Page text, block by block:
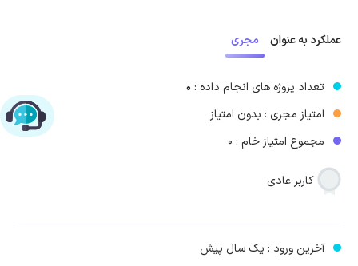
عملکرد به عنوان مجری
تعداد پروژه های انجام داده : 0
امتیاز مجری : بدون امتیاز
مجموع امتیاز خام : 0
کاربر عادی
آخرین ورود : یک سال پیش
چت با پشتیبانی پارس‌کدرز